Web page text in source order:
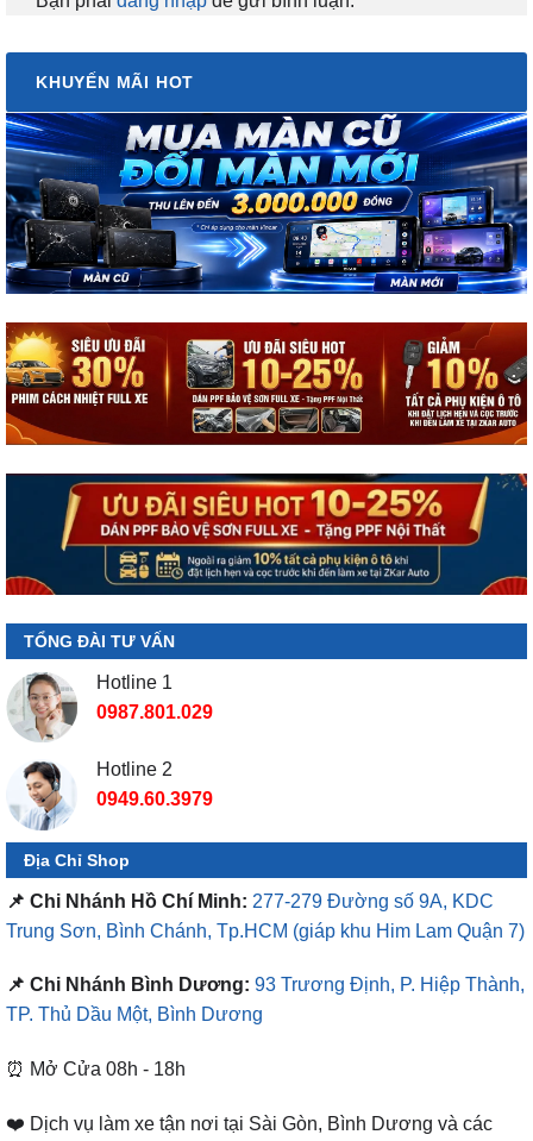
KHUYẾN MÃI HOT
TỔNG ĐÀI TƯ VẤN
Hotline 1
0987.801.029
Hotline 2
0949.60.3979
Địa Chỉ Shop
📌 Chi Nhánh Hồ Chí Minh: 277-279 Đường số 9A, KDC
Trung Sơn, Bình Chánh, Tp.HCM (giáp khu Him Lam Quận 7)
📌 Chi Nhánh Bình Dương: 93 Trương Định, P. Hiệp Thành,
TP. Thủ Dầu Một, Bình Dương
⏰ Mở Cửa 08h - 18h
❤️ Dịch vụ làm xe tận nơi tại Sài Gòn, Bình Dương và các